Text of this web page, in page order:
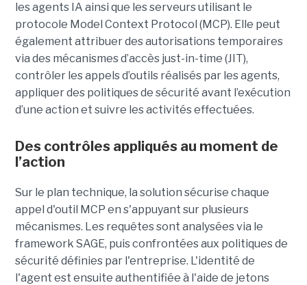
les agents IA ainsi que les serveurs utilisant le
protocole Model Context Protocol (MCP). Elle peut
également attribuer des autorisations temporaires
via des mécanismes d’accès just-in-time (JIT),
contrôler les appels d’outils réalisés par les agents,
appliquer des politiques de sécurité avant l’exécution
d’une action et suivre les activités effectuées.
Des contrôles appliqués au moment de
l’action
Sur le plan technique, la solution sécurise chaque
appel d'outil MCP en s'appuyant sur plusieurs
mécanismes. Les requêtes sont analysées via le
framework SAGE, puis confrontées aux politiques de
sécurité définies par l'entreprise. L'identité de
l'agent est ensuite authentifiée à l'aide de jetons